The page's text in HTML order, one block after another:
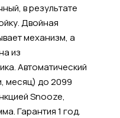
в результате
Двойная
механизм, а
из
Автоматический
месяц) до 2099
Snooze,
Гарантия 1 год.